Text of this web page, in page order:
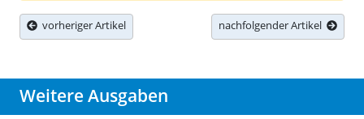
vorheriger Artikel nachfolgender Artikel
Weitere Ausgaben